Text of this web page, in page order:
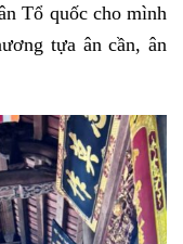
Tổ quốc cho mình
tựa ân cần, ân